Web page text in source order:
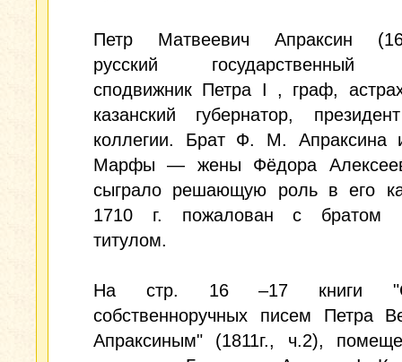
Петр Матвеевич Апраксин
русский государственный
сподвижник Петра I , граф,
казанский губернатор,
коллегии. Брат Ф. М. Апраксина
Марфы — жены Фёдора
сыграло решающую роль в его
1710 г. пожалован с братом
титулом.
На стр. 16 –17 книги
собственноручных писем Петра
Апраксиным" (1811г., ч.2),